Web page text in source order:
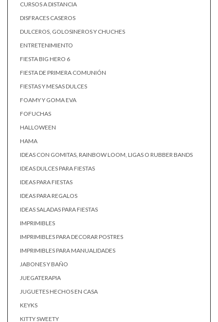
CURSOS A DISTANCIA
DISFRACES CASEROS
DULCEROS, GOLOSINEROS Y CHUCHES
ENTRETENIMIENTO
FIESTA BIG HERO 6
FIESTA DE PRIMERA COMUNIÓN
FIESTAS Y MESAS DULCES
FOAMY Y GOMA EVA
FOFUCHAS
HALLOWEEN
HAMA
IDEAS CON GOMITAS, RAINBOW LOOM, LIGAS O RUBBER BANDS
IDEAS DULCES PARA FIESTAS
IDEAS PARA FIESTAS
IDEAS PARA REGALOS
IDEAS SALADAS PARA FIESTAS
IMPRIMIBLES
IMPRIMIBLES PARA DECORAR POSTRES
IMPRIMIBLES PARA MANUALIDADES
JABONES Y BAÑO
JUEGATERAPIA
JUGUETES HECHOS EN CASA
KEYKS
KITTY SWEETY